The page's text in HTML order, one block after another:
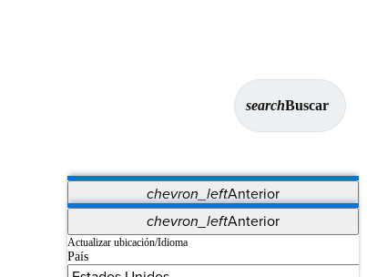
searchBuscar
chevron_leftAnterior
Vet Systems OrthoPedia Patient
Supplier Portal
Synergy Imaging & Resection
chevron_leftAnterior
Actualizar ubicación/Idioma
País